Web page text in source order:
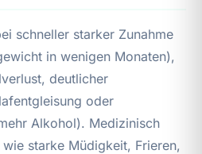
schneller starker Zunahme
in wenigen Monaten),
deutlicher
oder
Alkohol). Medizinisch
starke Müdigkeit, Frieren,